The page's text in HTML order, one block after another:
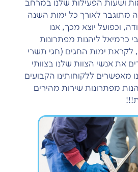
ושעות הפעילות שלנו במרחב
מתוגבר לאורך כל ימות השנה
וכפועל יוצא מכך, אנו
כרמיאל ליהנות מפתרונות
לקראת ימות החגים (חגי תשרי
את אנשי הצוות שלנו בצוותי
מאפשרים ללקוחותינו הקבועים
מפתרונות שירות מהירים